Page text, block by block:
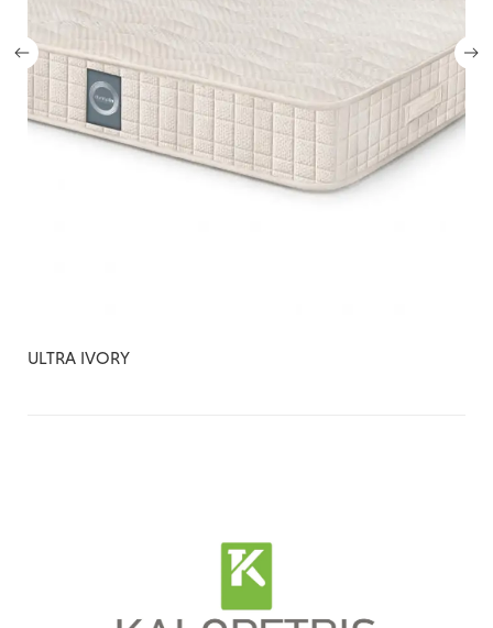
ULTRA IVORY